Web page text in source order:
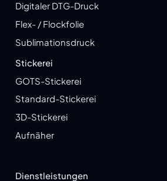
Digitaler DTG-Druck
Flex- / Flockfolie
Sublimationsdruck
Stickerei
GOTS-Stickerei
Standard-Stickerei
3D-Stickerei
Aufnäher
Dienstleistungen